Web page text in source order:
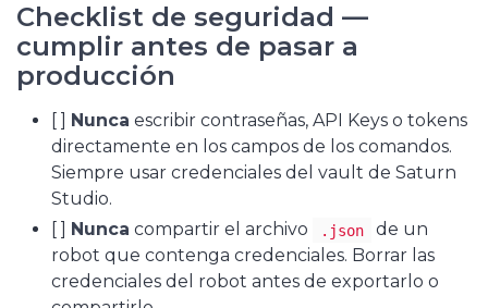
Checklist de seguridad —
cumplir antes de pasar a
producción
Nunca escribir contraseñas, API Keys o tokens
directamente en los campos de los comandos.
Siempre usar credenciales del vault de Saturn
Studio.
Nunca compartir el archivo .json
de un
robot que contenga credenciales. Borrar las
credenciales del robot antes de exportarlo o